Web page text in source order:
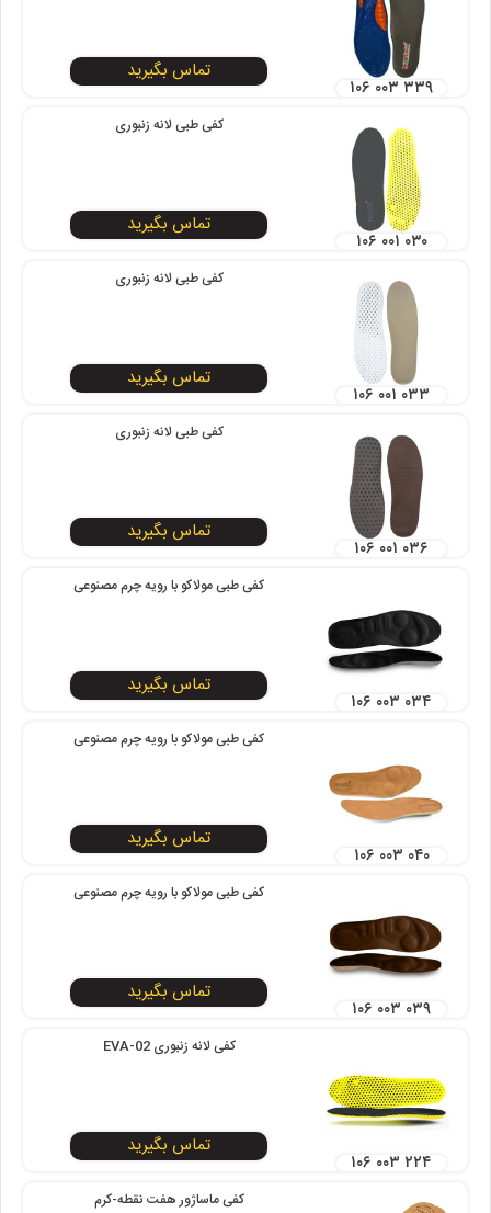
تماس بگیرید
۱۰۶ ۰۰۳ ۳۳۹
کفی طبی لانه زنبوری
تماس بگیرید
۱۰۶ ۰۰۱ ۰۳۰
کفی طبی لانه زنبوری
تماس بگیرید
۱۰۶ ۰۰۱ ۰۳۳
کفی طبی لانه زنبوری
تماس بگیرید
۱۰۶ ۰۰۱ ۰۳۶
کفی طبی مولاکو با رویه چرم مصنوعی
تماس بگیرید
۱۰۶ ۰۰۳ ۰۳۴
کفی طبی مولاکو با رویه چرم مصنوعی
تماس بگیرید
۱۰۶ ۰۰۳ ۰۴۰
کفی طبی مولاکو با رویه چرم مصنوعی
تماس بگیرید
۱۰۶ ۰۰۳ ۰۳۹
کفی لانه زنبوری EVA-02
تماس بگیرید
۱۰۶ ۰۰۳ ۲۲۴
کفی ماساژور هفت نقطه-کرم